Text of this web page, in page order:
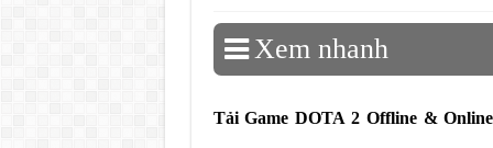
Xem nhanh
Tải Game DOTA 2 Offline &